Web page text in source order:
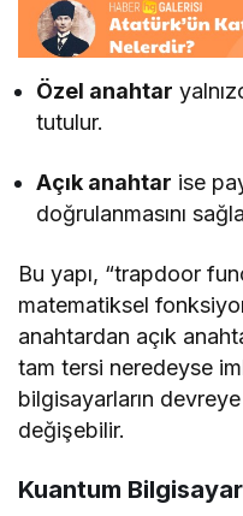
Özel anahtar
tutulur.
Açık anahtar ise
doğrulanmasını
Bu yapı, “trapdoor
matematiksel
anahtardan açık
tam tersi neredeyse
bilgisayarların
değişebilir.
Kuantum